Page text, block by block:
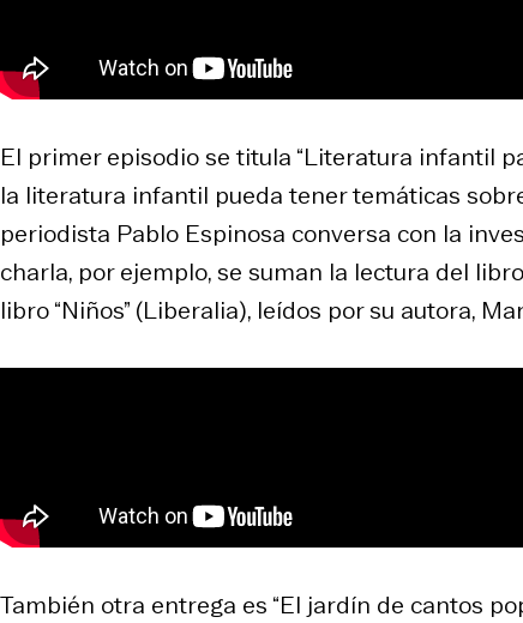
El primer episodio se titula “Literatura infantil
la literatura infantil pueda tener temáticas
periodista Pablo Espinosa conversa con la
charla, por ejemplo, se suman la lectura del
libro “Niños” (Liberalia), leídos por su autora,
También otra entrega es “El jardín de cantos